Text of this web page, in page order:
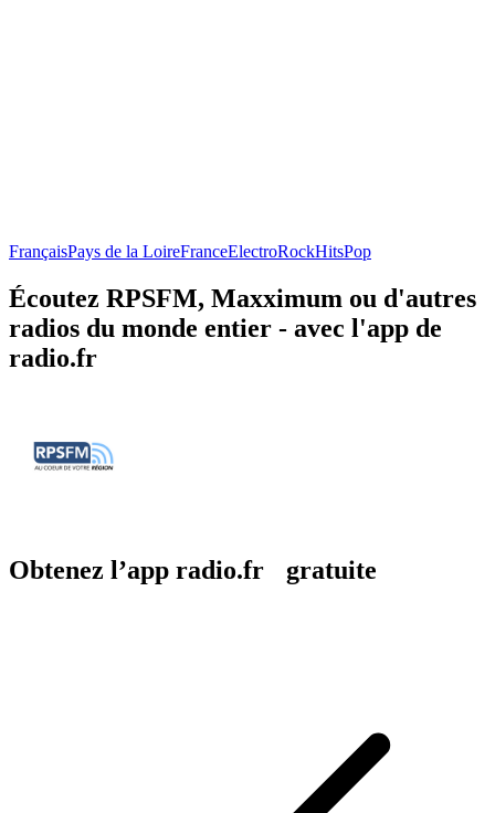
FrançaisPays de la LoireFranceElectroRockHitsPop
Écoutez RPSFM, Maxximum ou d'autres
radios du monde entier - avec l'app de
radio.fr
Obtenez l’app radio.fr gratuite